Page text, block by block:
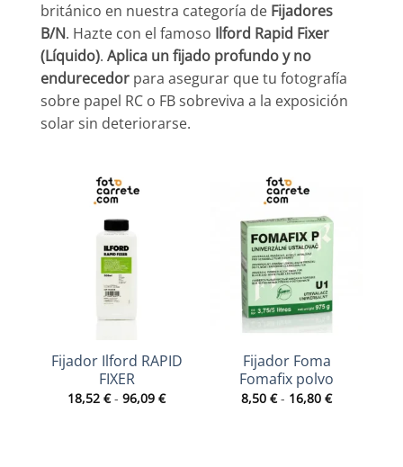
británico en nuestra categoría de Fijadores
B/N. Hazte con el famoso Ilford Rapid Fixer
(Líquido). Aplica un fijado profundo y no
endurecedor para asegurar que tu fotografía
sobre papel RC o FB sobreviva a la exposición
solar sin deteriorarse.
Fijador Ilford RAPID
FIXER
18,52 € - 96,09 €Rango
de
Fijador Foma
Fomafix polvo
8,50 € - 16,80 €Rango
de